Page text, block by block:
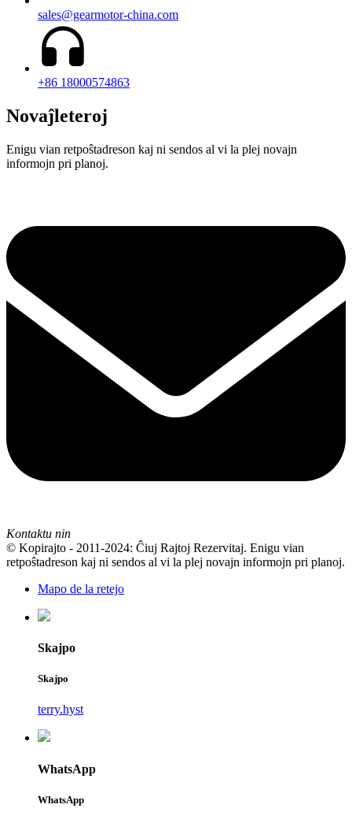
sales@gearmotor-china.com
+86 18000574863
Novaĵleteroj
Enigu vian retpoŝtadreson kaj ni sendos al vi la plej novajn
informojn pri planoj.
Kontaktu nin
© Kopirajto - 2011-2024: Ĉiuj Rajtoj Rezervitaj. Enigu vian
retpoŝtadreson kaj ni sendos al vi la plej novajn informojn pri planoj.
Mapo de la retejo
Skajpo
Skajpo
terry.hyst
WhatsApp
WhatsApp